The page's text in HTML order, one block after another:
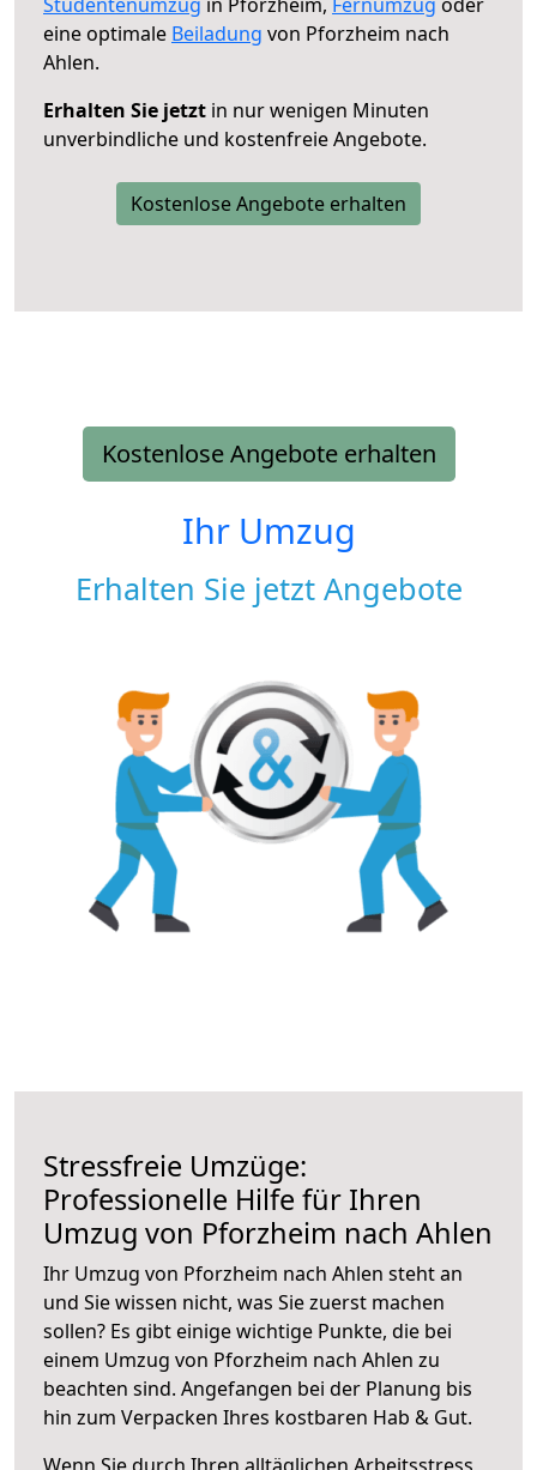
eine optimale Beiladung von Pforzheim nach
Ahlen.
Erhalten Sie jetzt in nur wenigen Minuten
unverbindliche und kostenfreie Angebote.
Kostenlose Angebote erhalten
Kostenlose Angebote erhalten
Ihr Umzug
Erhalten Sie jetzt Angebote
Stressfreie Umzüge:
Professionelle Hilfe für Ihren
Umzug von Pforzheim nach Ahlen
Ihr Umzug von Pforzheim nach Ahlen steht an
und Sie wissen nicht, was Sie zuerst machen
sollen? Es gibt einige wichtige Punkte, die bei
einem Umzug von Pforzheim nach Ahlen zu
beachten sind. Angefangen bei der Planung bis
hin zum Verpacken Ihres kostbaren Hab & Gut.